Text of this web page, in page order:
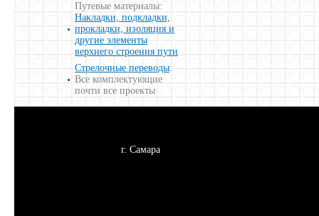
Путевые материалы:
Накладки, подкладки,
прокладки, изоляция и
другие элементы
верхнего строения пути
Стрелочные переводы:
Все комплектующие
почти все проекты
г. Самара